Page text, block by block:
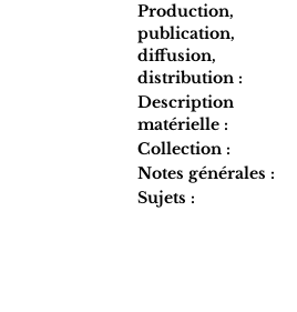
Production,
publication,
diffusion,
distribution :
Description
matérielle :
Collection :
Notes générales :
Sujets :